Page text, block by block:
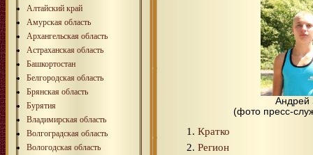
Алтайский край
Амурская область
Архангельская область
Астраханская область
Башкортостан
Белгородская область
Брянская область
Бурятия
Владимирская область
Волгоградская область
Вологодская область
Андрей
(фото пресс-
Кратко
Регион